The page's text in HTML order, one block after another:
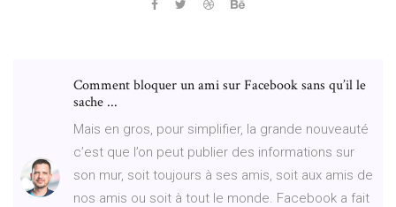
Comment bloquer un ami sur Facebook sans qu’il le
sache ...
Mais en gros, pour simplifier, la grande nouveauté
c’est que l’on peut publier des informations sur
son mur, soit toujours à ses amis, soit aux amis de
nos amis ou soit à tout le monde. Facebook a fait